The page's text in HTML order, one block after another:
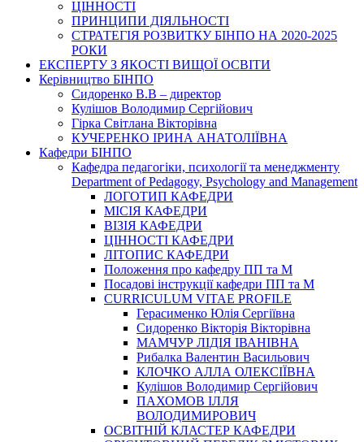
ЦІННОСТІ
ПРИНЦИПИ ДІЯЛЬНОСТІ
СТРАТЕГІЯ РОЗВИТКУ БІНПО НА 2020-2025
РОКИ
ЕКСПЕРТУ З ЯКОСТІ ВИЩОЇ ОСВІТИ
Керівництво БІНПО
Сидоренко В.В – директор
Кулішов Володимир Сергійович
Гірка Світлана Вікторівна
КУЧЕРЕНКО ІРИНА АНАТОЛІЇВНА
Кафедри БІНПО
Кафедра педагогіки, психології та менеджменту
Department of Pedagogy, Psychology and Management
ЛОГОТИП КАФЕДРИ
МІСІЯ КАФЕДРИ
ВІЗІЯ КАФЕДРИ
ЦІННОСТІ КАФЕДРИ
ЛІТОПИС КАФЕДРИ
Положення про кафедру ПП та М
Посадові інструкції кафедри ПП та М
CURRICULUM VITAE PROFILE
Герасименко Юлія Сергіївна
Сидоренко Вікторія Вікторівна
МАМЧУР ЛІДІЯ ІВАНІВНА
Рибалка Валентин Васильович
КЛОЧКО АЛЛА ОЛЕКСІЇВНА
Кулішов Володимир Сергійович
ПАХОМОВ ІЛЛЯ
ВОЛОДИМИРОВИЧ
ОСВІТНІЙ КЛАСТЕР КАФЕДРИ